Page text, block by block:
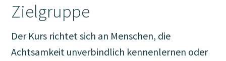
Zielgruppe
Der Kurs richtet sich an Menschen, die
Achtsamkeit unverbindlich kennenlernen oder